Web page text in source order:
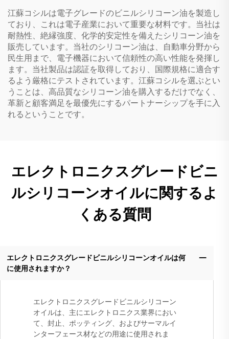
江蘇コシルは電子グレードのビニルシリコーン油を製造し
ており、これは電子産業において重要な材料です。当社は
耐熱性、絶縁強度、化学的安定性を備えたシリコーン油を
販売しています。当社のシリコーン油は、自動車分野から
民生用まで、電子機器において信頼性の高い性能を発揮し
ます。当社製品は認証を取得しており、国際規格に適合す
るよう厳格にテストされています。江蘇コシルを選ぶとい
うことは、高品質なシリコーン油を購入するだけでなく、
革新と顧客満足を最優先にするパートナーシップを手に入
れるということです。
エレクトロニクスグレードビニ
ルシリコーンオイルに関するよ
くある質問
エレクトロニクスグレードビニルシリコーンオイルは何
に使用されますか？
エレクトロニクスグレードビニルシリコーン
オイルは、主にエレクトロニクス業界におい
て、封止、ポッティング、およびサーマルイ
ンターフェース材などの用途に使用されま